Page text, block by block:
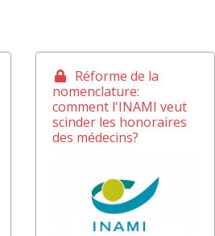
Réforme de la
nomenclature:
comment l'INAMI veut
scinder les honoraires
des médecins?